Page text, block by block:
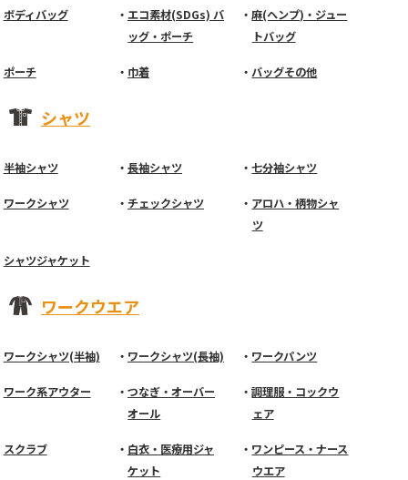
ボディバッグ
エコ素材(SDGs) バ
ッグ・ポーチ
麻(ヘンプ)・ジュー
トバッグ
ポーチ 巾着 バッグその他
シャツ
半袖シャツ 長袖シャツ 七分袖シャツ
ワークシャツ チェックシャツ
アロハ・柄物シャ
ツ
シャツジャケット
ワークウエア
ワークシャツ(半袖) ワークシャツ(長袖) ワークパンツ
ワーク系アウター
つなぎ・オーバー
オール
調理服・コックウ
ェア
スクラブ
白衣・医療用ジャ
ケット
ワンピース・ナース
ウエア